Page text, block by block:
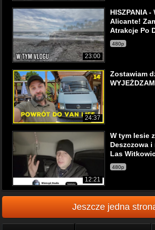
23:00
HISZPANIA -
Alicante!
Atrakcje Po
480p
24:37
Zostawiam
WYJEŻDZAM
12:21
W tym lesie
Deszczowa
Las
480p
Jeszcze jedna